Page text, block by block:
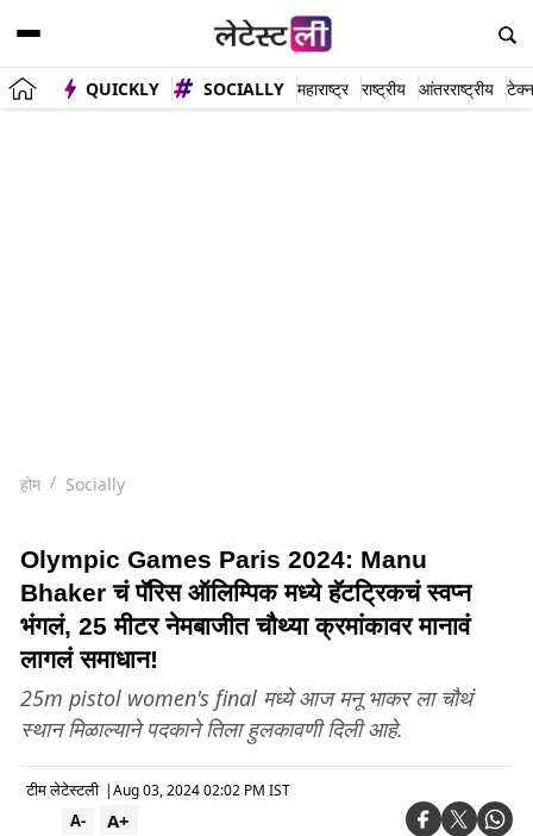
QUICKLY SOCIALLY महाराष्ट्र राष्ट्रीय आंतरराष्ट्रीय
होम Socially
Olympic Games Paris 2024: Manu
Bhaker चं पॅरिस ऑलिम्पिक मध्ये हॅटट्रिकचं स्वप्न
भंगलं, 25 मीटर नेमबाजीत चौथ्या क्रमांकावर मानावं
लागलं समाधान!
25m pistol women's final मध्ये आज मनू भाकर ला चौथं
स्थान मिळाल्याने पदकाने तिला हुलकावणी दिली आहे.
टीम लेटेस्टली |Aug 03, 2024 02:02 PM IST
A+
A-